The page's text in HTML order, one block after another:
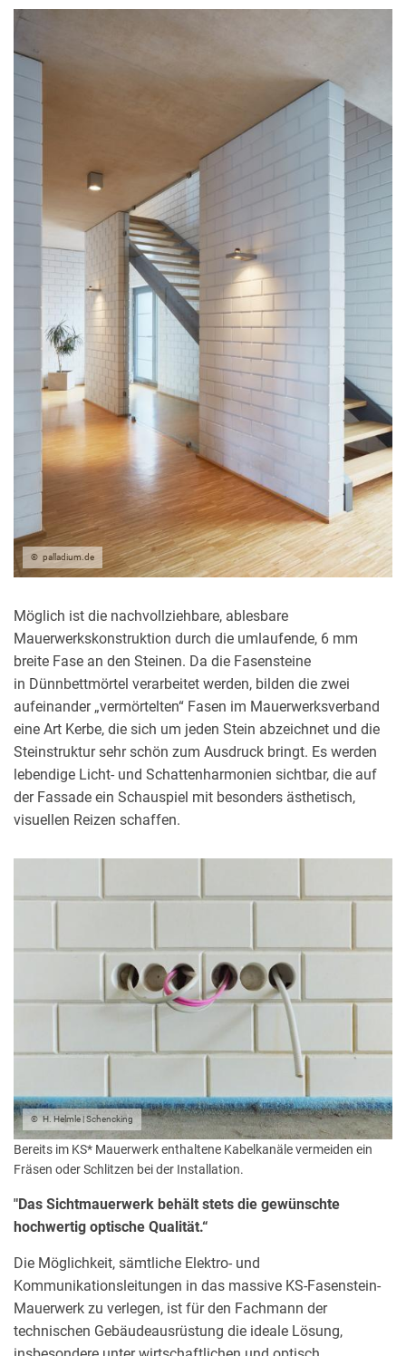
palladium.de
Möglich ist die nachvollziehbare, ablesbare
Mauerwerkskonstruktion durch die umlaufende, 6 mm
breite Fase an den Steinen. Da die Fasensteine
in Dünnbettmörtel verarbeitet werden, bilden die zwei
aufeinander „ver­mörtelten“ Fasen im Mauerwerksverband
eine Art Kerbe, die sich um jeden Stein abzeichnet und die
Steinstruktur sehr schön zum Ausdruck bringt. Es werden
lebendige Licht- und Schattenharmonien sichtbar, die auf
der Fassade ein Schauspiel mit besonders ästhetisch,
visuellen Reizen schaffen.
H. Helmle | Schencking
Bereits im KS* Mauerwerk enthaltene Kabelkanäle vermeiden ein
Fräsen oder Schlitzen bei der Installation.
"Das Sichtmauerwerk behält stets die gewünschte
hochwertig optische Qualität.“
Die Möglichkeit, sämtliche Elektro- und
Kommunikationsleitungen in das massive KS-Fasenstein-
Mauerwerk zu verlegen, ist für den Fachmann der
technischen Gebäudeausrüstung die ideale Lösung,